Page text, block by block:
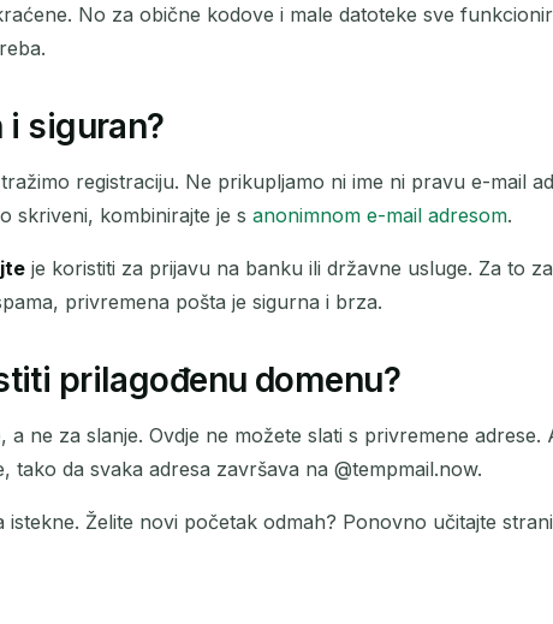
No za obične kodove i male datoteke sve
i siguran?
registraciju. Ne prikupljamo ni ime ni pravu e-mail
skriveni, kombinirajte je s anonimnom e-mail adresom.
je koristiti za prijavu na banku ili državne usluge. Za to
privremena pošta je sigurna i brza.
prilagođenu domenu?
ne za slanje. Ovdje ne možete slati s privremene
da svaka adresa završava na @tempmail.now.
Želite novi početak odmah? Ponovno učitajte